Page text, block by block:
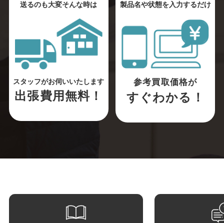
送るのも大変そんな時は
スタッフがお伺いいたします
出張費用無料！
製品名や状態を入力するだけ
参考買取価格が
すぐわかる！